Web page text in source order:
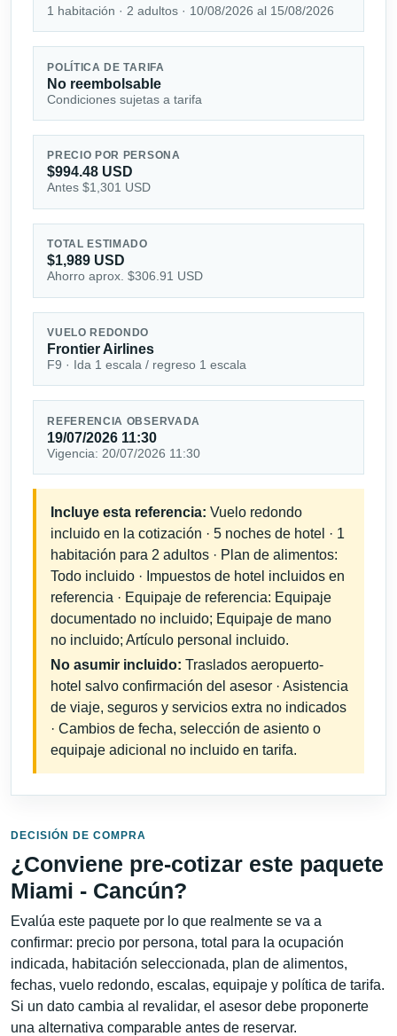
1 habitación · 2 adultos · 10/08/2026 al 15/08/2026
POLÍTICA DE TARIFA
No reembolsable
Condiciones sujetas a tarifa
PRECIO POR PERSONA
$994.48 USD
Antes $1,301 USD
TOTAL ESTIMADO
$1,989 USD
Ahorro aprox. $306.91 USD
VUELO REDONDO
Frontier Airlines
F9 · Ida 1 escala / regreso 1 escala
REFERENCIA OBSERVADA
19/07/2026 11:30
Vigencia: 20/07/2026 11:30
Incluye esta referencia: Vuelo redondo
incluido en la cotización · 5 noches de hotel · 1
habitación para 2 adultos · Plan de alimentos:
Todo incluido · Impuestos de hotel incluidos en
referencia · Equipaje de referencia: Equipaje
documentado no incluido; Equipaje de mano
no incluido; Artículo personal incluido.
No asumir incluido: Traslados aeropuerto-
hotel salvo confirmación del asesor · Asistencia
de viaje, seguros y servicios extra no indicados
· Cambios de fecha, selección de asiento o
equipaje adicional no incluido en tarifa.
DECISIÓN DE COMPRA
¿Conviene pre-cotizar este paquete
Miami - Cancún?
Evalúa este paquete por lo que realmente se va a
confirmar: precio por persona, total para la ocupación
indicada, habitación seleccionada, plan de alimentos,
fechas, vuelo redondo, escalas, equipaje y política de tarifa.
Si un dato cambia al revalidar, el asesor debe proponerte
una alternativa comparable antes de reservar.